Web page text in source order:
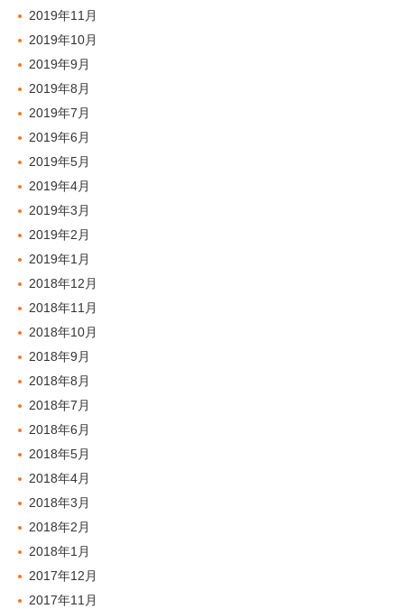
2019年11月
2019年10月
2019年9月
2019年8月
2019年7月
2019年6月
2019年5月
2019年4月
2019年3月
2019年2月
2019年1月
2018年12月
2018年11月
2018年10月
2018年9月
2018年8月
2018年7月
2018年6月
2018年5月
2018年4月
2018年3月
2018年2月
2018年1月
2017年12月
2017年11月